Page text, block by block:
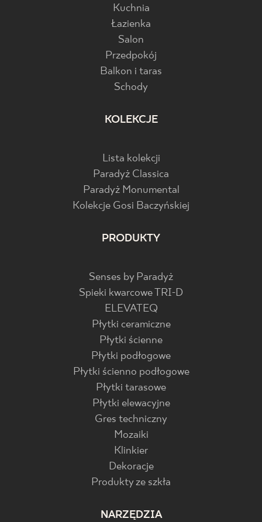
Kuchnia
Łazienka
Salon
Przedpokój
Balkon i taras
Schody
KOLEKCJE
Lista kolekcji
Paradyż Classica
Paradyż Monumental
Kolekcje Gosi Baczyńskiej
PRODUKTY
Senses by Paradyż
Spieki kwarcowe TRI-D
ELEVATEQ
Płytki ceramiczne
Płytki ścienne
Płytki podłogowe
Płytki ścienno podłogowe
Płytki tarasowe
Płytki elewacyjne
Gres techniczny
Mozaiki
Klinkier
Dekoracje
Produkty ze szkła
NARZĘDZIA